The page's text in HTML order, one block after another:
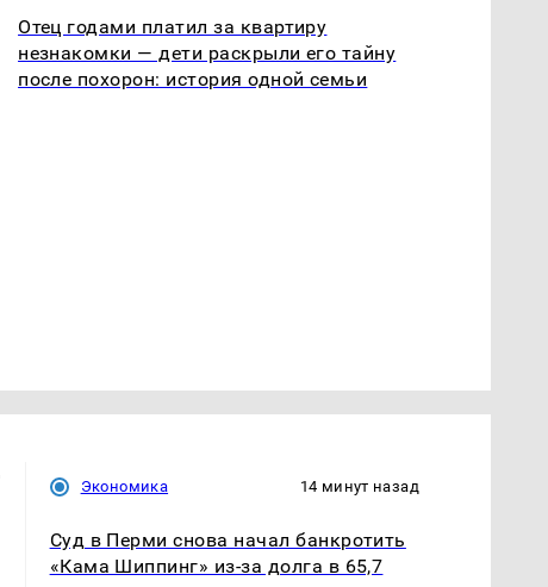
Отец годами платил за квартиру
незнакомки — дети раскрыли его тайну
после похорон: история одной семьи
Экономика 14 минут назад
Суд в Перми снова начал банкротить
«Кама Шиппинг» из-за долга в 65,7